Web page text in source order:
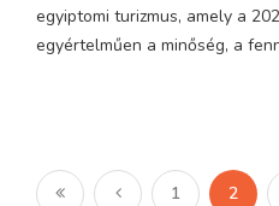
egyiptomi turizmus, amely a
egyértelműen a minőség, a
1 2